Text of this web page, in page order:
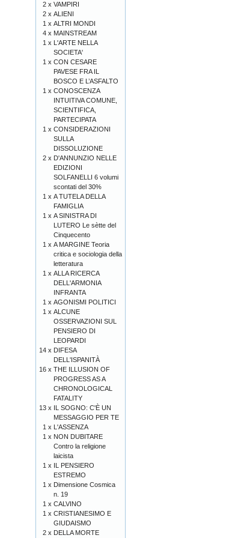
2 x VAMPIRI
2 x ALIENI
1 x ALTRI MONDI
4 x MAINSTREAM
1 x L'ARTE NELLA
SOCIETA'
1 x CON CESARE
PAVESE FRA IL
BOSCO E L’ASFALTO
1 x CONOSCENZA
INTUITIVA COMUNE,
SCIENTIFICA,
PARTECIPATA
1 x CONSIDERAZIONI
SULLA
DISSOLUZIONE
2 x D'ANNUNZIO NELLE
EDIZIONI
SOLFANELLI 6 volumi
scontati del 30%
1 x A TUTELA DELLA
FAMIGLIA
1 x A SINISTRA DI
LUTERO Le sètte del
Cinquecento
1 x A MARGINE Teoria
critica e sociologia della
letteratura
1 x ALLA RICERCA
DELL'ARMONIA
INFRANTA
1 x AGONISMI POLITICI
1 x ALCUNE
OSSERVAZIONI SUL
PENSIERO DI
LEOPARDI
14 x DIFESA
DELL'ISPANITÀ
16 x THE ILLUSION OF
PROGRESS AS A
CHRONOLOGICAL
FATALITY
13 x IL SOGNO: C'È UN
MESSAGGIO PER TE
1 x L'ASSENZA
1 x NON DUBITARE
Contro la religione
laicista
1 x IL PENSIERO
ESTREMO
1 x Dimensione Cosmica
n. 19
1 x CALVINO
1 x CRISTIANESIMO E
GIUDAISMO
2 x DELLA MORTE